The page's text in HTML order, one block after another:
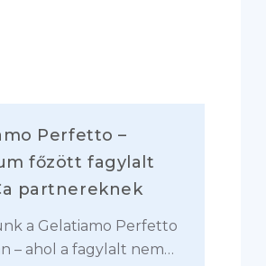
Perfetto –
főzött fagylalt
partnereknek
a Gelatiamo Perfetto
– ahol a fagylalt nem…